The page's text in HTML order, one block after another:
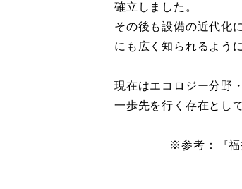
確立しました。
その後も設備の近代化
にも広く知られるよう
現在はエコロジー分野
一歩先を行く存在とし
※参考：『